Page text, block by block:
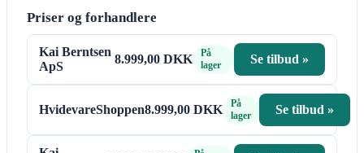
Priser og forhandlere
Kai Berntsen
ApS
8.999,00 DKK
På
lager
Se tilbud »
HvidevareShoppen8.999,00 DKK
På
lager
Se tilbud »